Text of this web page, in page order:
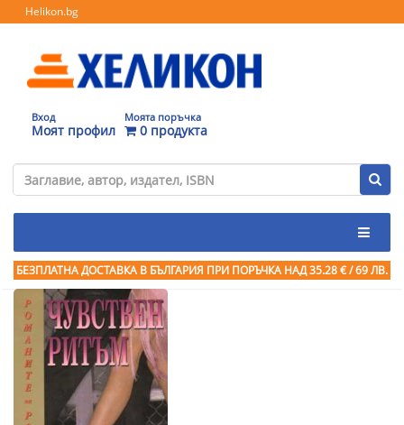
Helikon.bg
Вход
Моят профил
Моята поръчка
0 продукта
БЕЗПЛАТНА ДОСТАВКА В БЪЛГАРИЯ ПРИ ПОРЪЧКА НАД 35.28 € / 69 ЛВ.